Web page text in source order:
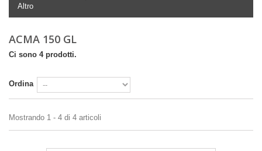
Altro
ACMA 150 GL
Ci sono 4 prodotti.
Ordina
Mostrando 1 - 4 di 4 articoli